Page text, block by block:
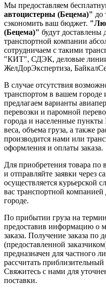
Мы предоставляем
автоцистерны (Бецема)" до
сэкономить ваш бюджет.
(Бецема)" будут доставлены
транспортной компании
сотрудничаем с такими
"КИТ", СДЭК, деловые
ЖелДорЭкспертиза,
В случае отсутствия
транспортом в вашем
предлагаем варианты
перевозки и паромной
города и населенные
веса, объема груза, а также
производится нами или
оформления и оплаты заказа.
Для приобретения товара
и отправляйте заявки через
осуществляется курьерской
вас транспортной
городе.
По прибытии груза на
предоставив информацию о
заказа. Получение заказа по
(предоставленной
предназначен для частного
рассчитать
Свяжитесь с нами для
поставки.